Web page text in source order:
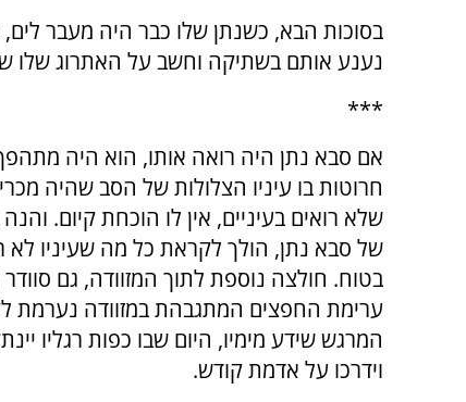
בסוכות הבא, כשנתן שלו כבר היה מעבר לים,
נענע אותם בשתיקה וחשב על האתרוג
***
אם סבא נתן היה רואה אותו, הוא היה
חרוטות בו עיניו הצלולות של הסב שהיה
שלא רואים בעיניים, אין לו הוכחת קיום.
של סבא נתן, הולך לקראת כל מה שעיניו לא
בטוח. חולצה נוספת לתוך המזוודה, גם סוודר
ערימת החפצים המתגבהת במזוודה נערמת
המרגש שידע מימיו, היום שבו כפות רגליו
וידרכו על אדמת קודש.